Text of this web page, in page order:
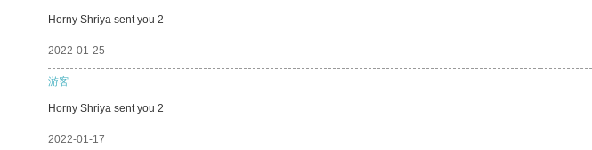
Horny Shriya sent you 2
2022-01-25
游客
Horny Shriya sent you 2
2022-01-17